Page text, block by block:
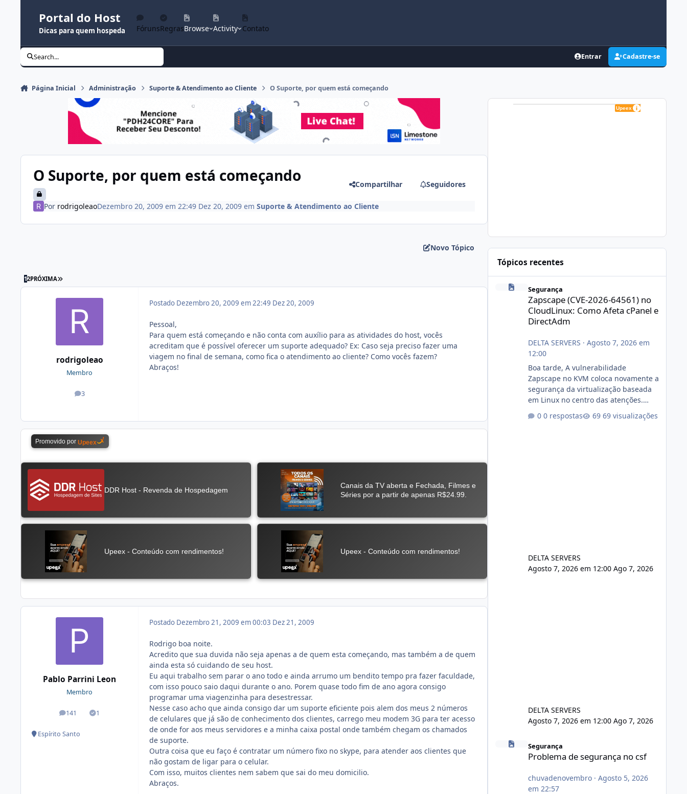
Portal do Host
Dicas para quem hospeda FórunsRegrasBrowse Activity Contato
Search... Entrar Cadastre-se
Página Inicial Administração Suporte & Atendimento ao Cliente O Suporte, por quem está começando
O Suporte, por quem está começando Compartilhar Seguidores
Por rodrigoleaoDezembro 20, 2009 em 22:49 Dez 20, 2009em Suporte & Atendimento ao Cliente
Novo Tópico
12PRÓXIMA
rodrigoleao
Membro
3
posts
Postado Dezembro 20, 2009 em 22:49 Dez 20, 2009
Pessoal,
Para quem está começando e não conta com auxílio para as atividades do host, vocês
acreditam que é possível oferecer um suporte adequado? Ex: Caso seja preciso fazer uma
viagem no final de semana, como fica o atendimento ao cliente? Como vocês fazem?
Abraços!
Pablo Parrini Leon
Membro
141
posts 1
Soluções
Espírito Santo
Postado Dezembro 21, 2009 em 00:03 Dez 21, 2009
Rodrigo boa noite.
Acredito que sua duvida não seja apenas a de quem esta começando, mas também a de quem
ainda esta só cuidando de seu host.
Eu aqui trabalho sem parar o ano todo e ainda arrumo um bendito tempo pra fazer faculdade,
com isso pouco saio daqui durante o ano. Porem quase todo fim de ano agora consigo
programar uma viagenzinha para desestressar.
Nesse caso acho que ainda consigo dar um suporte eficiente pois alem dos meus 2 números
de celulares que já são de conhecimento dos clientes, carrego meu modem 3G para ter acesso
de onde for aos meus servidores e a minha caixa postal onde também chegam os chamados
de suporte.
Outra coisa que eu faço é contratar um número fixo no skype, para atender aos clientes que
não gostam de ligar para o celular.
Com isso, muitos clientes nem sabem que sai do meu domicilio.
Abraços.
Tópicos recentes
Zapscape (CVE-2026-64561) no CloudLinux: Como Afeta
Segurança
Zapscape (CVE-2026-64561) no
CloudLinux: Como Afeta cPanel e
DirectAdm
DELTA SERVERS · Agosto 7, 2026 em
12:00
Boa tarde, A vulnerabilidade
Zapscape no KVM coloca novamente a
segurança da virtualização baseada
em Linux no centro das atenções.
https://cloudlinux.statuspage.io/incid
ents/dlrxjx23zz5f Criamos uma breve
0 respostas 69 visualizações
DELTA SERVERS
Agosto 7, 2026 em 12:00 Ago 7, 2026
DELTA SERVERS
Agosto 7, 2026 em 12:00 Ago 7, 2026
Problema de segurança no csf
Segurança
Problema de segurança no csf
chuvadenovembro· Agosto 5, 2026
em 22:57